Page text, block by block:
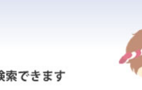
市税総務課